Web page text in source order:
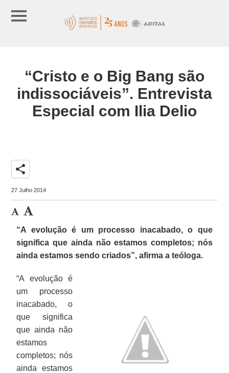
“Cristo e o Big Bang são
indissociáveis”. Entrevista
Especial com Ilia Delio
share
27 Julho 2014
“A evolução é um processo inacabado, o que
significa que ainda não estamos completos; nós
ainda estamos sendo criados”, afirma a teóloga.
“A evolução é
um processo
inacabado, o
que significa
que ainda não
estamos
completos; nós
ainda estamos